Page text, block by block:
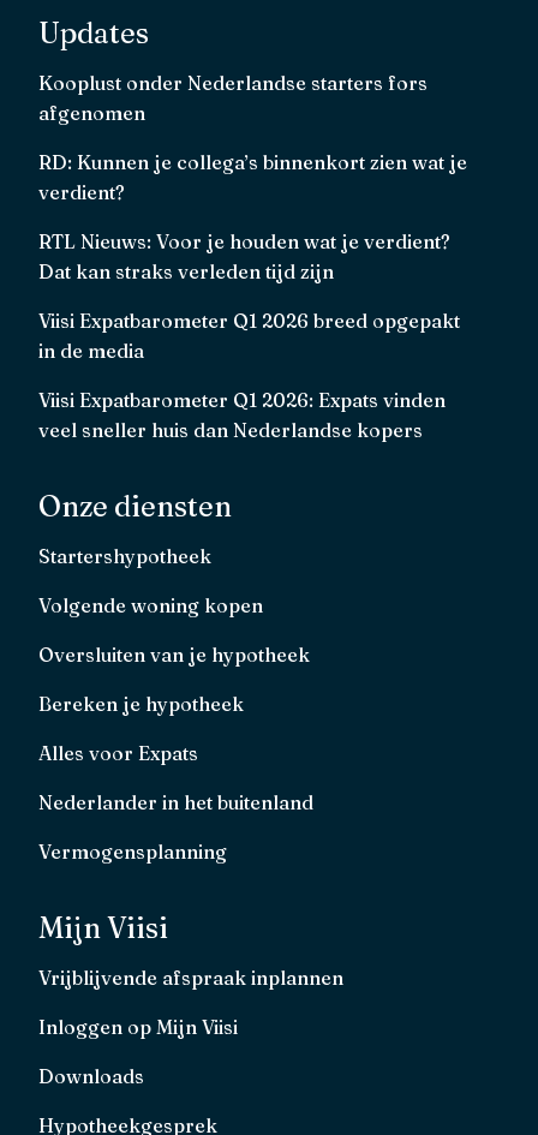
Updates
Kooplust onder Nederlandse starters fors
afgenomen
RD: Kunnen je collega’s binnenkort zien wat je
verdient?
RTL Nieuws: Voor je houden wat je verdient?
Dat kan straks verleden tijd zijn
Viisi Expatbarometer Q1 2026 breed opgepakt
in de media
Viisi Expatbarometer Q1 2026: Expats vinden
veel sneller huis dan Nederlandse kopers
Onze diensten
Startershypotheek
Volgende woning kopen
Oversluiten van je hypotheek
Bereken je hypotheek
Alles voor Expats
Nederlander in het buitenland
Vermogensplanning
Mijn Viisi
Vrijblijvende afspraak inplannen
Inloggen op Mijn Viisi
Downloads
Hypotheekgesprek